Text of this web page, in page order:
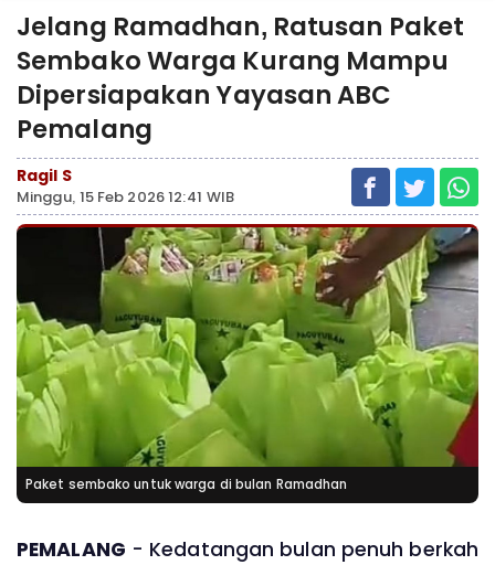
Jelang Ramadhan, Ratusan Paket
Sembako Warga Kurang Mampu
Dipersiapakan Yayasan ABC
Pemalang
Ragil S
Minggu, 15 Feb 2026 12:41 WIB
Paket sembako untuk warga di bulan Ramadhan
PEMALANG - Kedatangan bulan penuh berkah